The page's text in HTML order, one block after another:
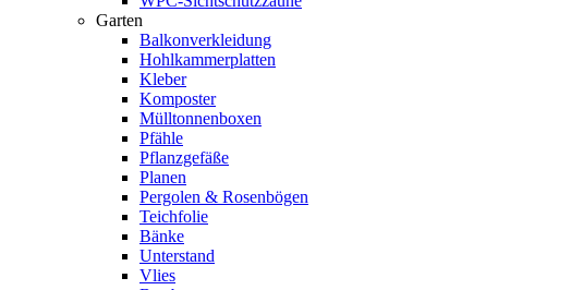
Garten
Balkonverkleidung
Hohlkammerplatten
Kleber
Komposter
Mülltonnenboxen
Pfähle
Pflanzgefäße
Planen
Pergolen & Rosenbögen
Teichfolie
Bänke
Unterstand
Vlies